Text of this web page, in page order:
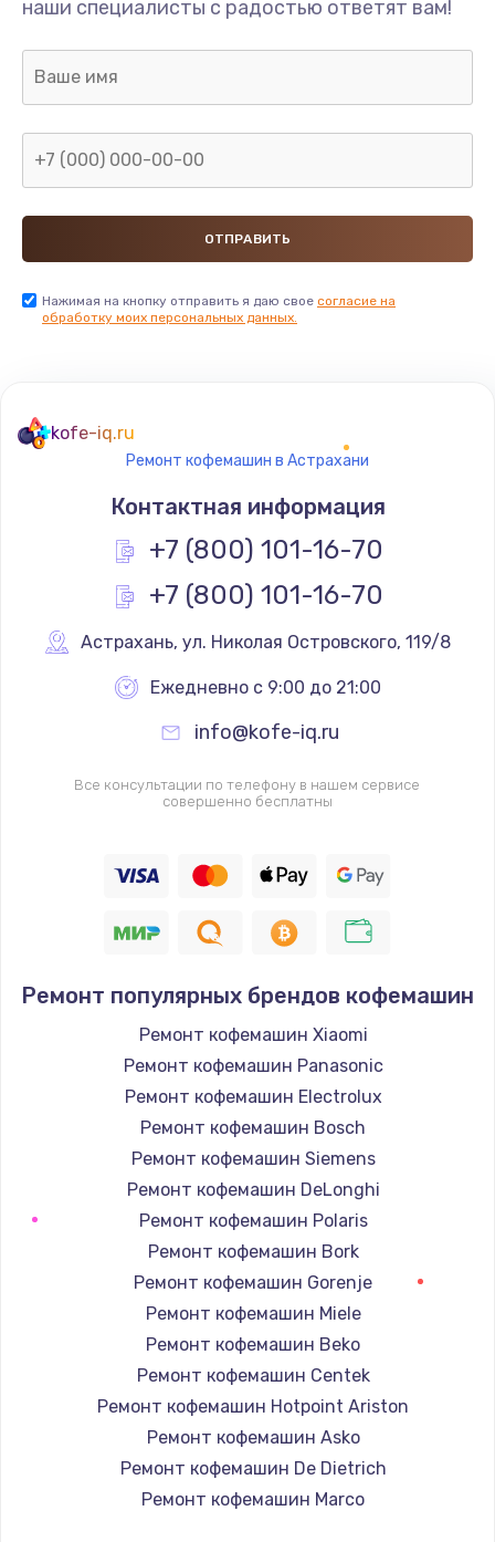
Ремонт разъема SIM-карты
Заказать
Устранение ошибок
2000 руб.
Замена таймера
Заказать
1210 руб.
Заказать
Замена нагревателя испарителя
Заказать
1190 руб.
Заказать
Замена термостата
1350 руб.
Заказать
Ремонт капиллярной трубки
3390 руб.
Заказать
Ремонт электропроводки
820 руб.
Заказать
Замена панели управления
1240 руб.
Заказать
наши специалисты с радостью ответят вам!
Нажимая на кнопку отправить я даю свое согласие на
обработку моих персональных данных.
kofe-iq.ru
Ремонт кофемашин в Астрахани
Контактная информация
+7 (800) 101-16-70
+7 (800) 101-16-70
Астрахань, ул. Николая Островского, 119/8
Ежедневно с 9:00 до 21:00
info@kofe-iq.ru
Все консультации по телефону в нашем сервисе
совершенно бесплатны
Ремонт популярных брендов кофемашин
Ремонт кофемашин Xiaomi
Ремонт кофемашин Panasonic
Ремонт кофемашин Electrolux
Ремонт кофемашин Bosch
Ремонт кофемашин Siemens
Ремонт кофемашин DeLonghi
Ремонт кофемашин Polaris
Ремонт кофемашин Bork
Ремонт кофемашин Gorenje
Ремонт кофемашин Miele
Ремонт кофемашин Beko
Ремонт кофемашин Centek
Ремонт кофемашин Hotpoint Ariston
Ремонт кофемашин Asko
Ремонт кофемашин De Dietrich
Ремонт кофемашин Marco